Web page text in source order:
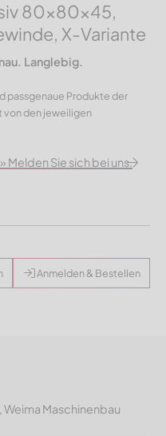
80x80x45,
X-Variante
Langlebig.
passgenaue Produkte der
von den jeweiligen
» Melden Sie sich bei uns.
Anmelden & Bestellen
Weima Maschinenbau